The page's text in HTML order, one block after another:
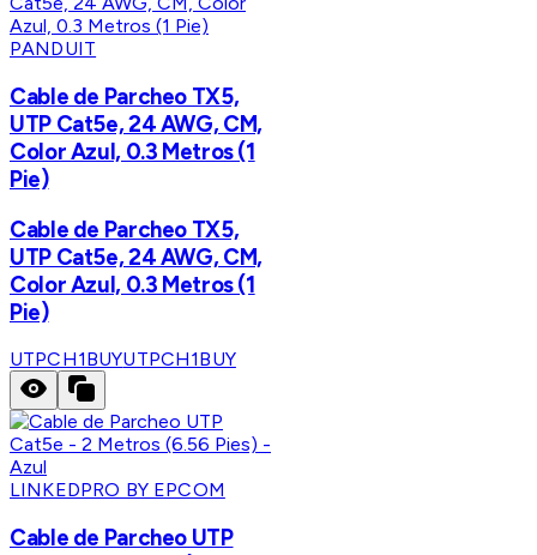
PANDUIT
Cable de Parcheo TX5,
UTP Cat5e, 24 AWG, CM,
Color Azul, 0.3 Metros (1
Pie)
Cable de Parcheo TX5,
UTP Cat5e, 24 AWG, CM,
Color Azul, 0.3 Metros (1
Pie)
UTPCH1BUYUTPCH1BUY
LINKEDPRO BY EPCOM
Cable de Parcheo UTP